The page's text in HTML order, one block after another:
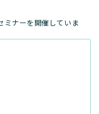
ミナーを開催していま